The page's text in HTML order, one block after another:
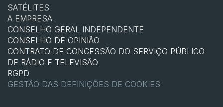
SATÉLITES
A EMPRESA
CONSELHO GERAL INDEPENDENTE
CONSELHO DE OPINIÃO
CONTRATO DE CONCESSÃO DO SERVIÇO PÚBLICO
DE RÁDIO E TELEVISÃO
RGPD
GESTÃO DAS DEFINIÇÕES DE COOKIES